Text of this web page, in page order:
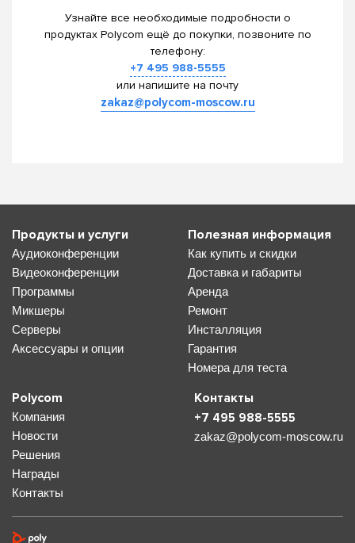
Узнайте все необходимые подробности о
продуктах Polycom ещё до покупки, позвоните по
телефону:
+7 495 988-5555
или напишите на почту
zakaz@polycom-moscow.ru
Продукты и услуги
Аудиоконференции
Видеоконференции
Программы
Микшеры
Серверы
Аксессуары и опции
Полезная информация
Как купить и скидки
Доставка и габариты
Аренда
Ремонт
Инсталляция
Гарантия
Номера для теста
Polycom
Компания
Новости
Решения
Награды
Контакты
Контакты
+7 495 988-5555
zakaz@polycom-moscow.ru